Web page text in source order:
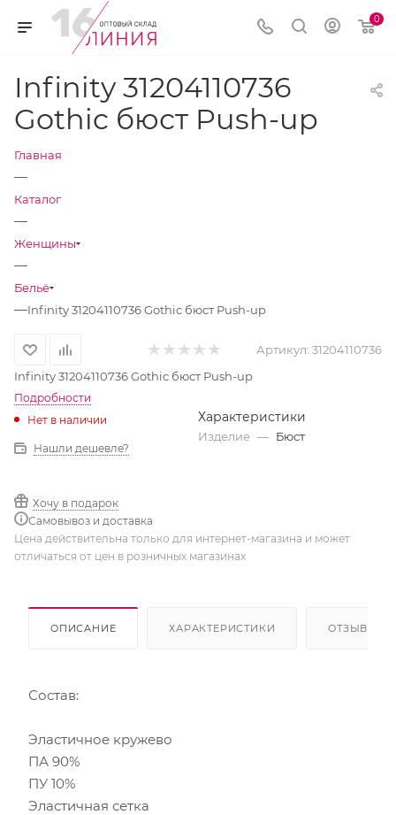
0
Infinity 31204110736
Gothic бюст Push-up
Главная
—
Каталог
—
Женщины
—
Бельё
—Infinity 31204110736 Gothic бюст Push-up
Артикул: 31204110736
Infinity 31204110736 Gothic бюст Push-up
Подробности
Нет в наличии
Нашли дешевле?
Хочу в подарок
Самовывоз и доставка
Характеристики
Изделие — Бюст
Цена действительна только для интернет-магазина и может
отличаться от цен в розничных магазинах
ОПИСАНИЕ ХАРАКТЕРИСТИКИ ОТЗЫВЫ
Состав:
Эластичное кружево
ПА 90%
ПУ 10%
Эластичная сетка